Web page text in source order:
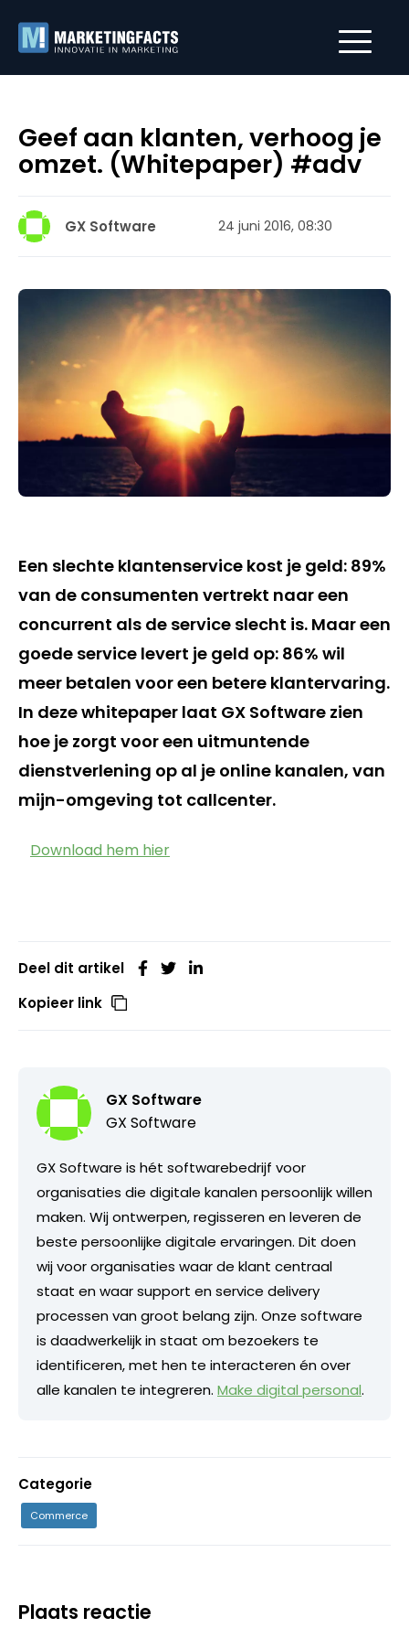
Geef aan klanten, verhoog je
omzet. (Whitepaper) #adv
GX Software 24 juni 2016, 08:30
Een slechte klantenservice kost je geld: 89%
van de consumenten vertrekt naar een
concurrent als de service slecht is. Maar een
goede service levert je geld op: 86% wil
meer betalen voor een betere klantervaring.
In deze whitepaper laat GX Software zien
hoe je zorgt voor een uitmuntende
dienstverlening op al je online kanalen, van
mijn-omgeving tot callcenter.
Download hem hier
Deel dit artikel
Kopieer link
GX Software
GX Software
GX Software is hét softwarebedrijf voor
organisaties die digitale kanalen persoonlijk willen
maken. Wij ontwerpen, regisseren en leveren de
beste persoonlijke digitale ervaringen. Dit doen
wij voor organisaties waar de klant centraal
staat en waar support en service delivery
processen van groot belang zijn. Onze software
is daadwerkelijk in staat om bezoekers te
identificeren, met hen te interacteren én over
alle kanalen te integreren. Make digital personal.
Categorie
Commerce
Plaats reactie